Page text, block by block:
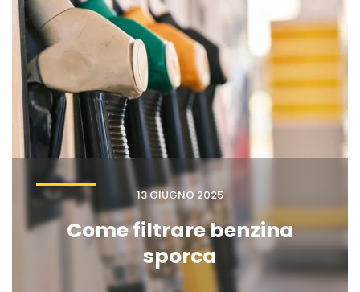
13 GIUGNO 2025
Come filtrare benzina
sporca